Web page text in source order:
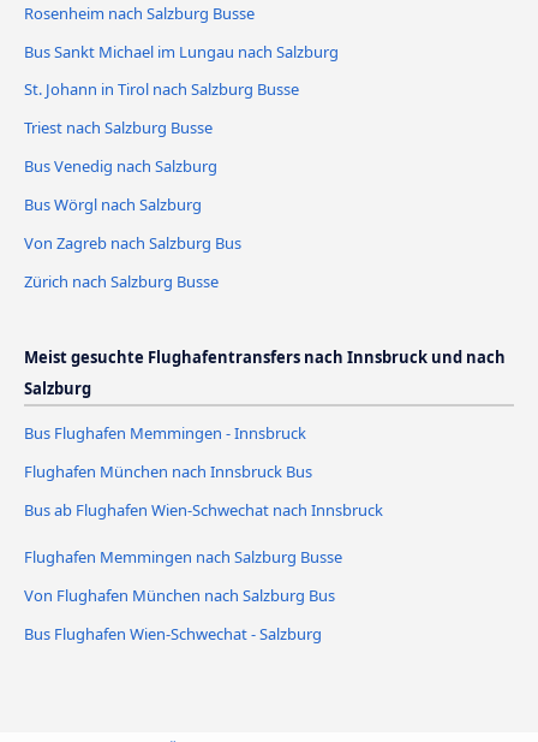
Rosenheim nach Salzburg Busse
Bus Sankt Michael im Lungau nach Salzburg
St. Johann in Tirol nach Salzburg Busse
Triest nach Salzburg Busse
Bus Venedig nach Salzburg
Bus Wörgl nach Salzburg
Von Zagreb nach Salzburg Bus
Zürich nach Salzburg Busse
Meist gesuchte Flughafentransfers nach Innsbruck und nach
Salzburg
Bus Flughafen Memmingen - Innsbruck
Flughafen München nach Innsbruck Bus
Bus ab Flughafen Wien-Schwechat nach Innsbruck
Flughafen Memmingen nach Salzburg Busse
Von Flughafen München nach Salzburg Bus
Bus Flughafen Wien-Schwechat - Salzburg